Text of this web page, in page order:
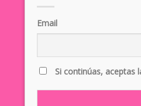
Email
Si continúas, aceptas